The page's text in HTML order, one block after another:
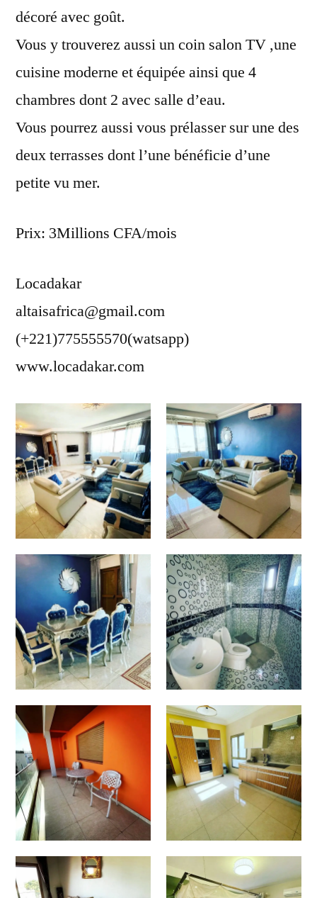
décoré avec goût.
Vous y trouverez aussi un coin salon TV ,une
cuisine moderne et équipée ainsi que 4
chambres dont 2 avec salle d’eau.
Vous pourrez aussi vous prélasser sur une des
deux terrasses dont l’une bénéficie d’une
petite vu mer.
Prix: 3Millions CFA/mois
Locadakar
altaisafrica@gmail.com
(+221)775555570(watsapp)
www.locadakar.com